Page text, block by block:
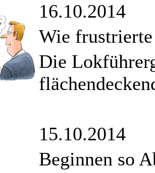
16.10.2014
Wie
Die
15.10.2014
Beginnen so